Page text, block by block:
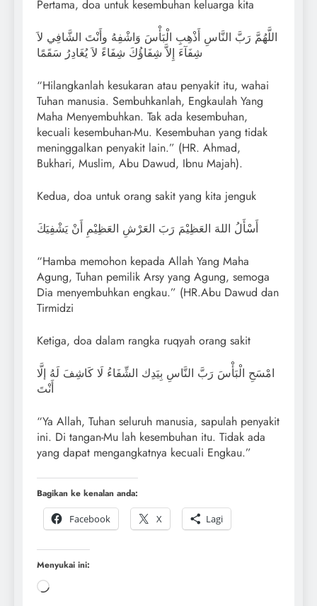
Pertama, doa untuk kesembuhan keluarga kita
اللَّهُمَّ رَبَّ النَّاسِ أَذْهِبِ الْبَأْسَ وَاشْفِهُ وأَنْتَ الشَّافِي لاَ
شِفَآءَ إِلاَّ شِفَاؤُكَ شِفَاءً لاَ يُغَادِرُ سَقَمًا
“Hilangkanlah kesukaran atau penyakit itu, wahai
Tuhan manusia. Sembuhkanlah, Engkaulah Yang
Maha Menyembuhkan. Tak ada kesembuhan,
kecuali kesembuhan-Mu. Kesembuhan yang tidak
meninggalkan penyakit lain.” (HR. Ahmad,
Bukhari, Muslim, Abu Dawud, Ibnu Majah).
Kedua, doa untuk orang sakit yang kita jenguk
أَسْأَلُ اللهَ العَظِيْمَ رَبَ العَرْشِ العَظِيْمِ أَنْ يَشْفِيَكَ
“Hamba memohon kepada Allah Yang Maha
Agung, Tuhan pemilik Arsy yang Agung, semoga
Dia menyembuhkan engkau.” (HR.Abu Dawud dan
Tirmidzi
Ketiga, doa dalam rangka ruqyah orang sakit
امْسَحِ الْبَأْسَ رَبَّ النَّاسِ بِيَدِك الشِّفَاءُ لَا كَاشِفَ لَهُ إلَّا
أَنْتَ
“Ya Allah, Tuhan seluruh manusia, sapulah penyakit
ini. Di tangan-Mu lah kesembuhan itu. Tidak ada
yang dapat mengangkatnya kecuali Engkau.”
Bagikan ke kenalan anda:
Facebook
X Lagi
Menyukai ini: